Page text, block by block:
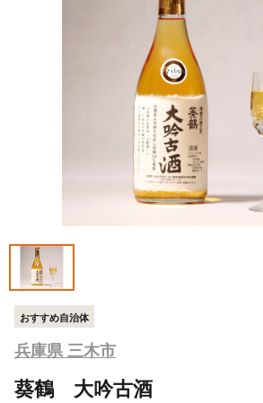
おすすめ自治体
兵庫県 三木市
葵鶴 大吟古酒